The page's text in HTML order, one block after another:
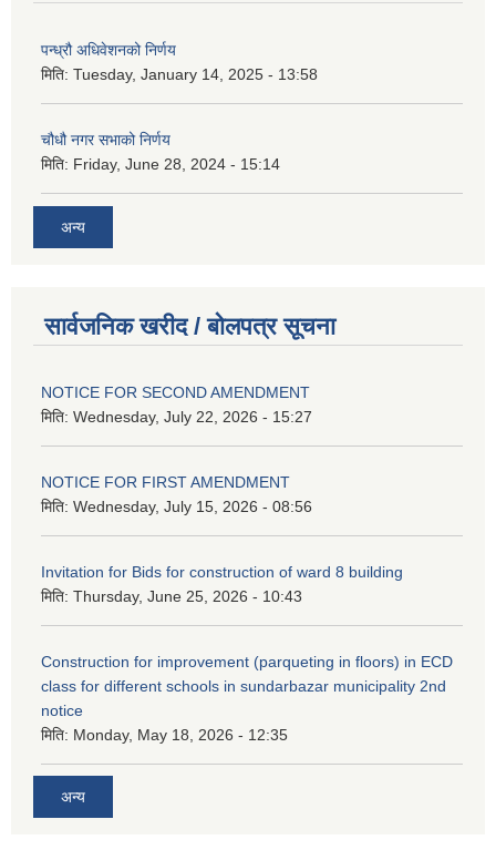
पन्ध्रौ अधिवेशनको निर्णय
मिति: Tuesday, January 14, 2025 - 13:58
चौधौ नगर सभाको निर्णय
मिति: Friday, June 28, 2024 - 15:14
अन्य
सार्वजनिक खरीद / बोलपत्र सूचना
NOTICE FOR SECOND AMENDMENT
मिति: Wednesday, July 22, 2026 - 15:27
NOTICE FOR FIRST AMENDMENT
मिति: Wednesday, July 15, 2026 - 08:56
Invitation for Bids for construction of ward 8 building
मिति: Thursday, June 25, 2026 - 10:43
Construction for improvement (parqueting in floors) in ECD
class for different schools in sundarbazar municipality 2nd
notice
मिति: Monday, May 18, 2026 - 12:35
अन्य